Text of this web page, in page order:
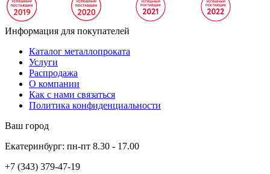
Информация для покупателей
Каталог металлопроката
Услуги
Распродажа
О компании
Как с нами связаться
Политика конфиденциальности
Ваш город
Екатеринбург: пн-пт 8.30 - 17.00
+7 (343) 379-47-19